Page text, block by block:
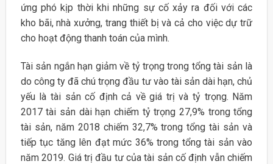
ứng phó kịp thời khi những sự cố xảy ra đối với các
kho bãi, nhà xưởng, trang thiết bị và cả cho việc dự trữ
cho hoạt động thanh toán của mình.
Tài sản ngắn hạn giảm về tỷ trọng trong tổng tài sản là
do công ty đã chú trọng đầu tư vào tài sản dài hạn, chủ
yếu là tài sản cố định cả về giá trị và tỷ trọng. Năm
2017 tài sản dài hạn chiếm tỷ trọng 27,9% trong tổng
tài sản, năm 2018 chiếm 32,7% trong tổng tài sản và
tiếp tục tăng lên đạt mức 36% trong tổng tài sản vào
năm 2019. Giá trị đầu tư của tài sản cố định vẫn chiếm